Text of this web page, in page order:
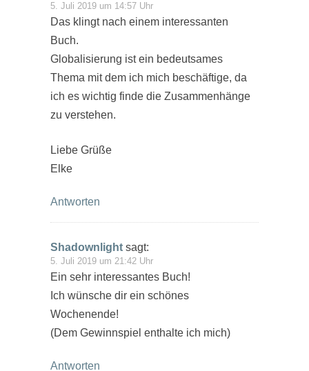
5. Juli 2019 um 14:57 Uhr
Das klingt nach einem interessanten
Buch.
Globalisierung ist ein bedeutsames
Thema mit dem ich mich beschäftige, da
ich es wichtig finde die Zusammenhänge
zu verstehen.
Liebe Grüße
Elke
Antworten
Shadownlight sagt:
5. Juli 2019 um 21:42 Uhr
Ein sehr interessantes Buch!
Ich wünsche dir ein schönes
Wochenende!
(Dem Gewinnspiel enthalte ich mich)
Antworten